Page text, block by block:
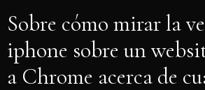
Sobre cómo mirar la
iphone sobre un
a Chrome acerca de